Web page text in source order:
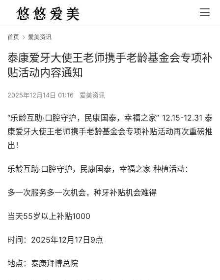
首页 爱美资讯
泰康爱牙大使王老师携手老龄基金会专项补
贴活动内容通知
2025年12月14日 01:16 爱美资讯
“乐龄互助·口腔守护，民康国泰，幸福之家” 12.15-12.31 泰
康爱牙大使王老师携手老龄基金会专项补贴活动再次重磅推
出！
乐龄互助·口腔守护，民康国泰，幸福之家 种植活动：
多一次服务多一次机会，种牙补贴机会难得
当天55岁以上补贴1000
时间：2025年12月17日9点
地点：泰康拜博总院